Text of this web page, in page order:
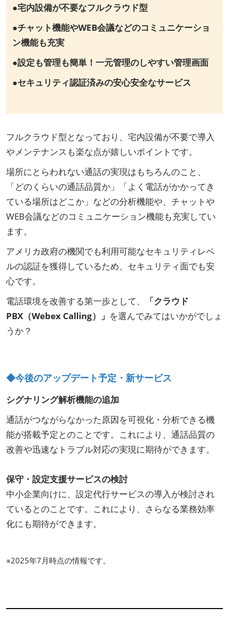
●宅内設備が不要なフルクラウド型
●チャット機能やWEB会議などのコミュニケーショ
ン機能も充実
●設定も管理も簡単！一元管理のしやすい管理画面
●セキュリティ認証済みの安心安全なサービス
フルクラウド型となっており、宅内設備が不要で導入
やメンテナンスも楽な点が嬉しいポイントです。
場所にとらわれない通話の実現はもちろんのこと、
「どのくらいの通話品質か」「よく電話がかかってき
ている場所はどこか」などの分析機能や、チャットや
WEB会議などのコミュニケーション機能も充実してい
ます。
アメリカ政府の機関でも利用可能なセキュリティレベ
ルの認証を獲得しているため、セキュリティ面でも安
心です。
電話環境を改善する第一歩として、
「クラウド
PBX（Webex Calling）」 を選んでみてはいかがでしょ
うか？
◆今後のアップデート予定・新サービス
シグナリング解析機能の追加
通話がつながらなかった原因を可視化・分析できる機
能が搭載予定とのことです。これにより、通話品質の
改善や迅速なトラブル対応の実現に期待ができます。
保守・設定支援サービスの検討
中小企業向けに、設定代行サービスの導入が検討され
ているとのことです。これにより、さらなる業務効率
化にも期待ができます。
※2025年7月時点の情報です。